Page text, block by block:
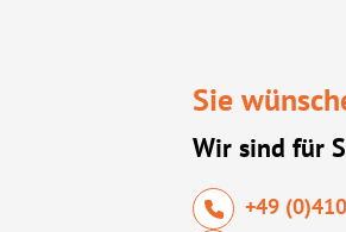
Sie
Wir sind für
+49